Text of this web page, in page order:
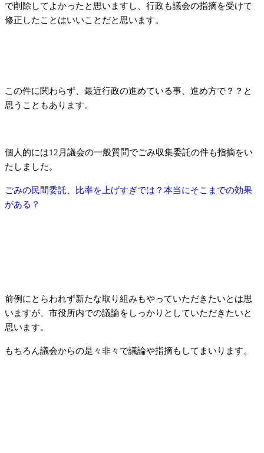
で削除してよかったと思いますし、行政も議会の指摘を受けて
修正したことはいいことだと思います。
この件に関わらず、最近行政の進めている事、進め方で？？と
思うこともあります。
個人的には12月議会の一般質問でごみ収集委託の件も指摘をい
たしました。
ごみの民間委託、比率を上げすぎでは？本当にそこまでの効果
がある？
前例にとらわれず新たな取り組みもやっていただきたいとは思
いますが、市役所内での議論をしっかりとしていただきたいと
思います。
もちろん議会からの是々非々で議論や指摘もしてまいります。